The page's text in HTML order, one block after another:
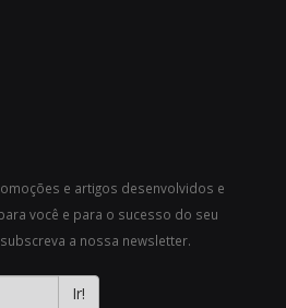
e artigos desenvolvidos e
você e para o sucesso do seu
a nossa newsletter.
Ir!